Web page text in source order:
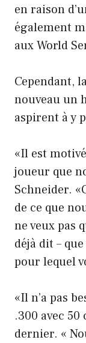
en raison
également
aux World
Cependant,
nouveau un
aspirent à y
«Il est
joueur que
Schneider.
de ce que
ne veux pas
déjà dit –
pour lequel
«Il n’a pas
.300 avec
dernier. «